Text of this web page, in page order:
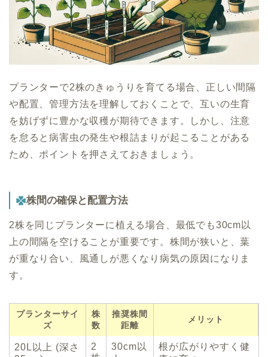
プランターで2株のきゅうりを育てる場合、正しい間隔
や配置、管理方法を理解しておくことで、互いの生育
を妨げずに豊かな収穫が期待できます。しかし、注意
を怠ると病害虫の発生や根詰まりが起こることがある
ため、ポイントを押さえておきましょう。
株間の確保と配置方法
2株を同じプランターに植える場合、最低でも30cm以
上の間隔を空けることが重要です。株間が狭いと、葉
が重なり合い、風通しが悪くなり病気の原因になりま
す。
プランターサイ
ズ
株
数
推奨株間
距離
メリット
20L以上 (深さ
2
30cm以
根が広がりやすく健